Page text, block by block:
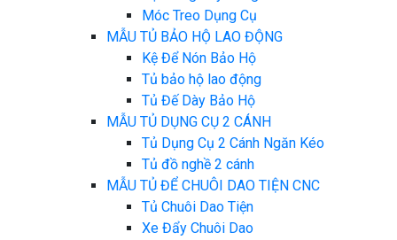
Móc Treo Dụng Cụ
MẪU TỦ BẢO HỘ LAO ĐỘNG
Kệ Để Nón Bảo Hộ
Tủ bảo hộ lao động
Tủ Đế Dày Bảo Hộ
MẪU TỦ DỤNG CỤ 2 CÁNH
Tủ Dụng Cụ 2 Cánh Ngăn Kéo
Tủ đồ nghề 2 cánh
MẪU TỦ ĐỂ CHUÔI DAO TIỆN CNC
Tủ Chuôi Dao Tiện
Xe Đẩy Chuôi Dao